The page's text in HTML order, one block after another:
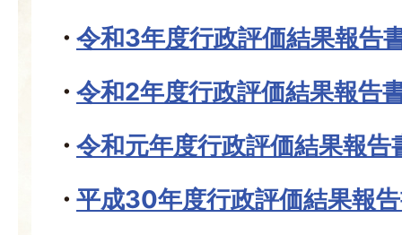
令和3年度行政評価結果報告
令和2年度行政評価結果報告
令和元年度行政評価結果報告
平成30年度行政評価結果報